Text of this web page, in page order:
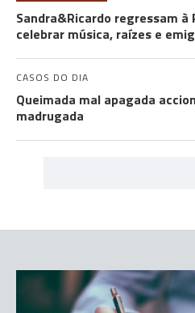
Sandra&Ricardo regressam à
celebrar música, raízes e
CASOS DO DIA
Queimada mal apagada
madrugada